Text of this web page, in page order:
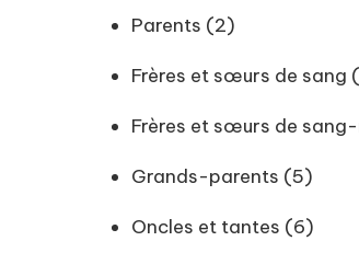
Parents (2)
Frères et sœurs de sang
Frères et sœurs de
Grands-parents (5)
Oncles et tantes (6)